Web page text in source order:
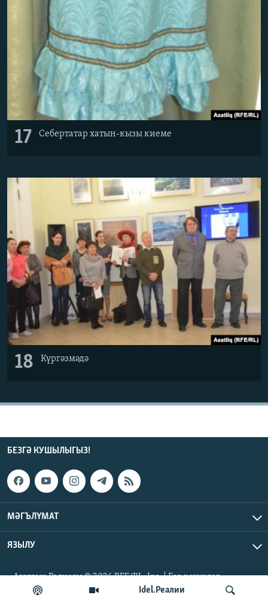
Idel.Реалии
17 Себертатар хатын-кызы киеме
18 Күргәзмәдә
БЕЗГӘ КУШЫЛЫГЫЗ!
МӘГЪЛҮМАТ
ЯЗЫЛУ
Азатлык Радиосы © 2026 RFE/RL, Inc. | Бар хокуклар
сакланган